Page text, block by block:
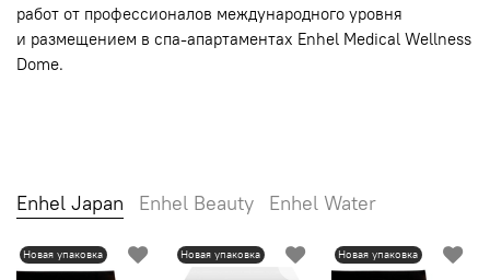
работ от профессионалов международного уровня
и размещением в спа-апартаментах Enhel Medical Wellness
Dome.
Enhel Japan Enhel Beauty Enhel Water
Новая упаковка Новая упаковка Новая упаковка